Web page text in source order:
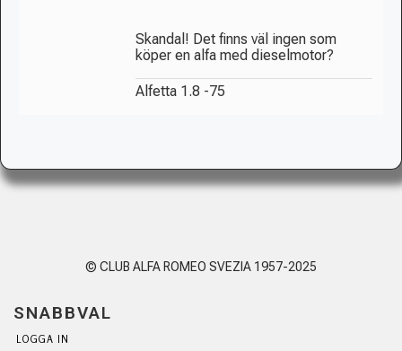
Skandal! Det finns väl ingen som
köper en alfa med dieselmotor?
Alfetta 1.8 -75
© CLUB ALFA ROMEO SVEZIA 1957-2025
SNABBVAL
LOGGA IN